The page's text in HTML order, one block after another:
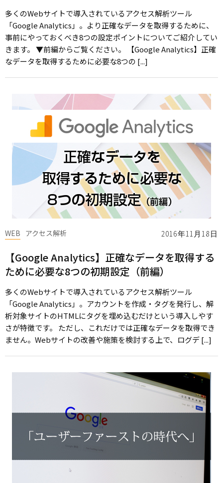
多くのWebサイトで導入されているアクセス解析ツール
「Google Analytics」。より正確なデータを取得するために、
事前にやっておくべき8つの設定ポイントについてご紹介してい
きます。 ▼前編からご覧ください。 【Google Analytics】正確
なデータを取得するために必要な8つの [...]
2016年11月18日
WEB アクセス解析
【Google Analytics】正確なデータを取得する
ために必要な8つの初期設定（前編）
多くのWebサイトで導入されているアクセス解析ツール
「Google Analytics」。アカウントを作成・タグを発行し、解
析対象サイトのHTMLにタグを埋め込むだけという導入しやす
さが特徴です。 ただし、これだけでは正確なデータを取得でき
ません。Webサイトの改善や施策を検討する上で、ログデ [...]